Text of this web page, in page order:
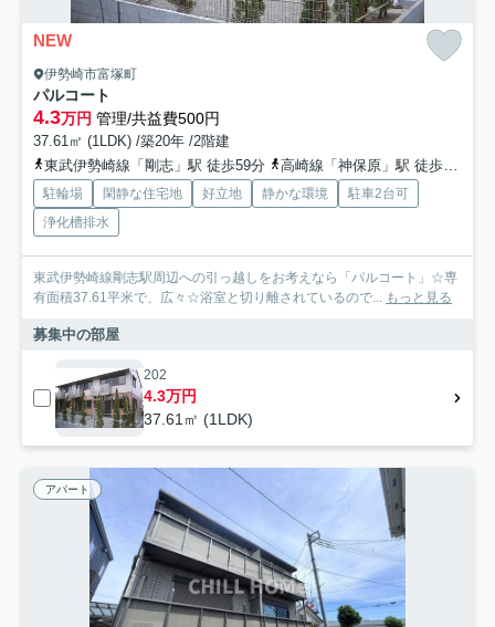
NEW
伊勢崎市富塚町
パルコート
4.3万円 管理/共益費500円
37.61㎡ (1LDK) /築20年 /2階建
東武伊勢崎線「剛志」駅 徒歩59分
高崎線「神保原」駅 徒歩84分
駐輪場 閑静な住宅地 好立地 静かな環境
駐車2台可
浄化槽排水
東武伊勢崎線剛志駅周辺への引っ越しをお考えなら「パルコート」☆専
有面積37.61平米で、広々☆浴室と切り離されているので... もっと見る
募集中の部屋
202
4.3万円
37.61㎡ (1LDK)
アパート